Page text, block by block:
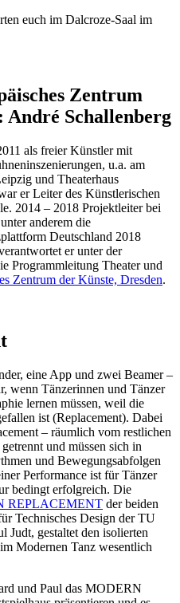
euch im Dalcroze-Saal im
Zentrum
André Schallenberg
als freier Künstler mit
u.a. am
und Theaterhaus
er Leiter des Künstlerischen
2014 – 2018 Projektleiter bei
anderem die
Deutschland 2018
er unter der
Programmleitung Theater und
Zentrum der Künste, Dresden.
eine App und zwei Beamer –
wenn Tänzerinnen und Tänzer
lernen müssen, weil die
ist (Replacement). Dabei
– räumlich vom restlichen
und müssen sich in
und Bewegungsabfolgen
Performance ist für Tänzer
bedingt erfolgreich. Die
REPLACEMENT der beiden
Technisches Design der TU
Judt, gestaltet den isolierten
Modernen Tanz wesentlich
und Paul das MODERN